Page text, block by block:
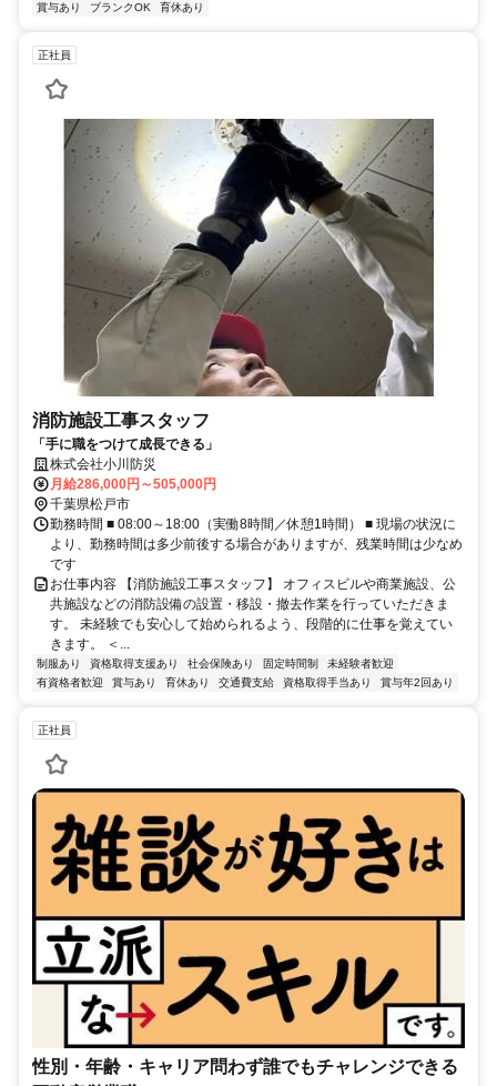
賞与あり
ブランクOK 育休あり
正社員
消防施設工事スタッフ
「手に職をつけて成長できる」
株式会社小川防災
月給286,000円～505,000円
千葉県松戸市
勤務時間 ■ 08:00～18:00（実働8時間／休憩1時間） ■ 現場の状況に
より、勤務時間は多少前後する場合がありますが、残業時間は少なめ
です
お仕事内容 【消防施設工事スタッフ】 オフィスビルや商業施設、公
共施設などの消防設備の設置・移設・撤去作業を行っていただきま
す。 未経験でも安心して始められるよう、段階的に仕事を覚えてい
きます。 ＜...
制服あり 資格取得支援あり 社会保険あり 固定時間制
未経験者歓迎
有資格者歓迎
賞与あり 育休あり 交通費支給 資格取得手当あり 賞与年2回あり
正社員
性別・年齢・キャリア問わず誰でもチャレンジできる